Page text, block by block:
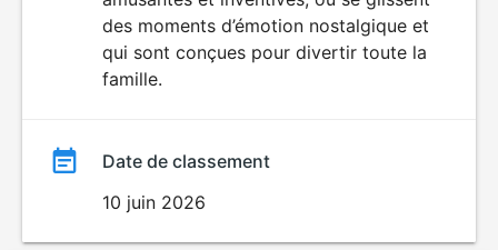
des moments d’émotion nostalgique et
qui sont conçues pour divertir toute la
famille.
Date de classement
10 juin 2026